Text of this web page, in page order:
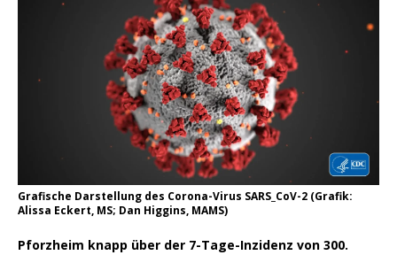
Grafische Darstellung des Corona-Virus SARS_CoV-2 (Grafik:
Alissa Eckert, MS; Dan Higgins, MAMS)
Pforzheim knapp über der 7-Tage-Inzidenz von 300.